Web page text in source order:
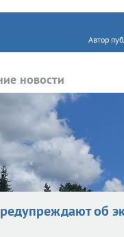
Автор
новости
об